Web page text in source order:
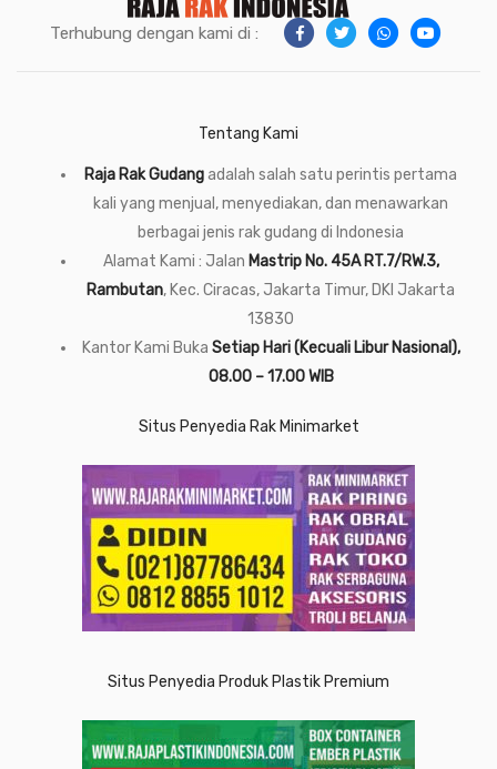
Terhubung dengan kami di :
Tentang Kami
Raja Rak Gudangadalah salah satu perintis pertama
kali yang menjual, menyediakan, dan menawarkan
berbagai jenis rak gudang di Indonesia
Alamat Kami : Jalan Mastrip No. 45A RT.7/RW.3,
Rambutan, Kec. Ciracas, Jakarta Timur, DKI Jakarta
13830
Kantor Kami Buka Setiap Hari (Kecuali Libur Nasional),
08.00 – 17.00 WIB
Situs Penyedia Rak Minimarket
Situs Penyedia Produk Plastik Premium